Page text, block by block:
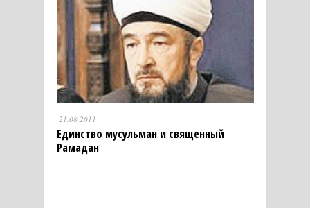
21.08.2011
Единство мусульман и священный
Рамадан